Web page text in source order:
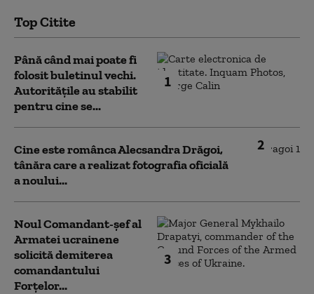
Top Citite
1
Până când mai poate fi
folosit buletinul vechi.
Autoritățile au stabilit
pentru cine se...
2
Cine este românca Alecsandra Drăgoi,
tânăra care a realizat fotografia oficială
a noului...
3
Noul Comandant-șef al
Armatei ucrainene
solicită demiterea
comandantului
Forțelor...